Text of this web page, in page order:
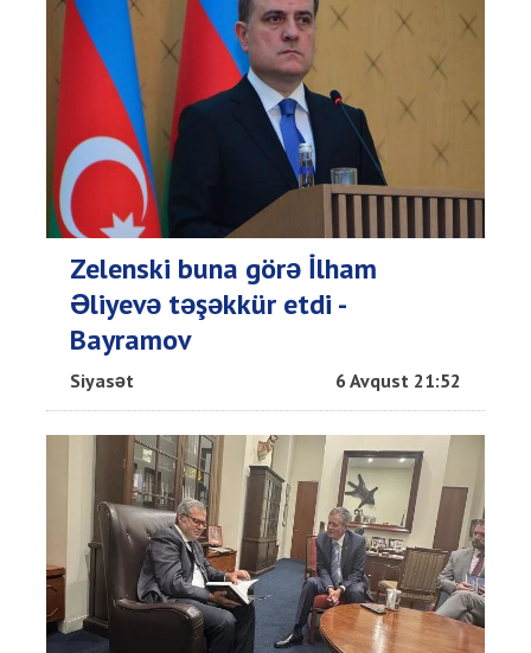
Zelenski buna görə İlham
Əliyevə təşəkkür etdi -
Bayramov
Siyasət 6 Avqust 21:52